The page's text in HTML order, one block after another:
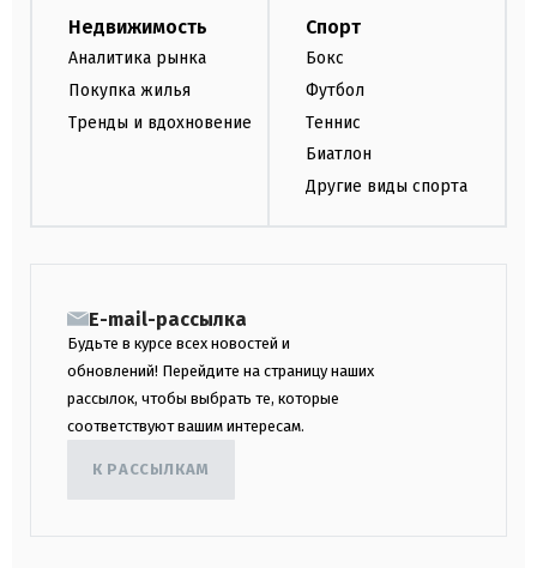
Недвижимость
Аналитика рынка
Покупка жилья
Тренды и вдохновение
Спорт
Бокс
Футбол
Теннис
Биатлон
Другие виды спорта
E-mail-рассылка
Будьте в курсе всех новостей и
обновлений! Перейдите на страницу наших
рассылок, чтобы выбрать те, которые
соответствуют вашим интересам.
К РАССЫЛКАМ